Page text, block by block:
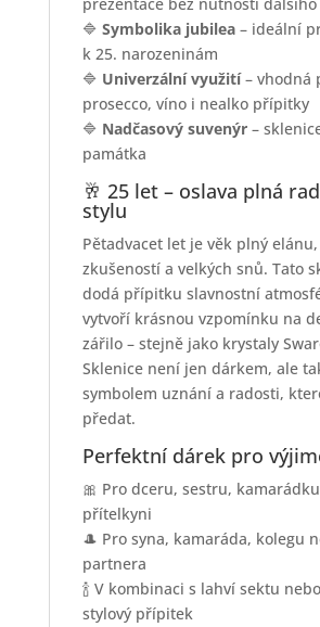
prezentace bez nutnosti
🔷 Symbolika jubilea– ideální
k 25. narozeninám
🔷 Univerzální využití– vhodná
prosecco, víno i nealko přípitky
🔷 Nadčasový suvenýr–
památka
🥂 25 let – oslava plná
stylu
Pětadvacet let je věk plný
zkušeností a velkých snů. Tato
dodá přípitku slavnostní
vytvoří krásnou vzpomínku na
zářilo – stejně jako krystaly
Sklenice není jen dárkem, ale
symbolem uznání a radosti,
předat.
Perfektní dárek pro
🎀 Pro dceru, sestru,
přítelkyni
🎩 Pro syna, kamaráda, kolegu
partnera
🍾 V kombinaci s lahví sektu
stylový přípitek